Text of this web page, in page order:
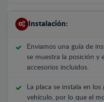
Instalación:
Enviamos una guía de
se muestra la posición y
accesorios incluidos.
La placa se instala en
vehículo, por lo que el